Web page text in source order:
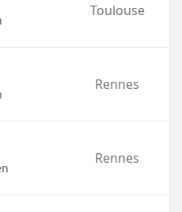
Toulouse
Rennes
Rennes